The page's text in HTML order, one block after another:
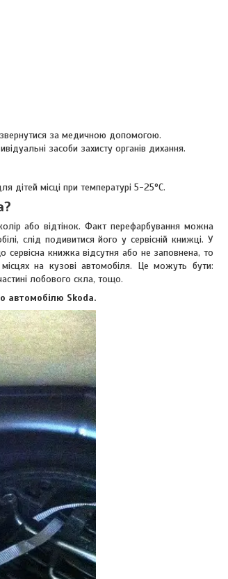
за медичною допомогою.
засоби захисту органів дихання.
дітей місці при температурі 5-25°C.
або відтінок. Факт перефарбування можна
слід подивитися його у сервісній книжці. У
книжка відсутня або не заповнена, то
на кузові автомобіля. Це можуть бути:
лобового скла, тощо.
автомобілю Skoda.